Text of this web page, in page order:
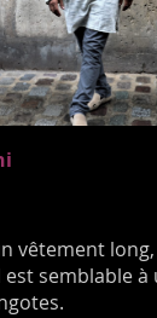
vêtement
est semblable